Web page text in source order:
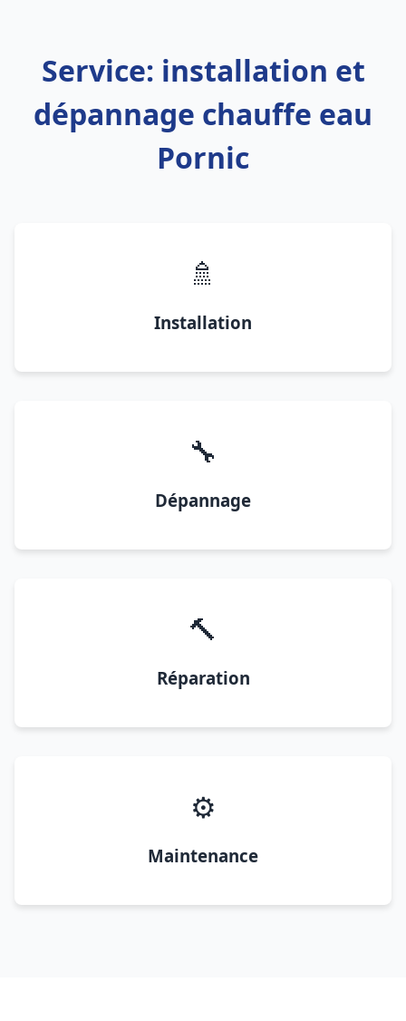
Service: installation et
dépannage chauffe eau
Pornic
🚿
Installation
🔧
Dépannage
🔨
Réparation
⚙️
Maintenance